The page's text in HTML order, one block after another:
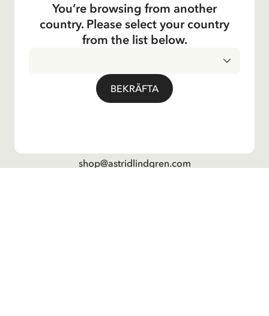
Om Företaget
Kontakta oss
Frågor angående beställningar och sortiment i
shop@astridlindgren.com
You’re browsing from another
country. Please select your country
from the list below.
BEKRÄFTA